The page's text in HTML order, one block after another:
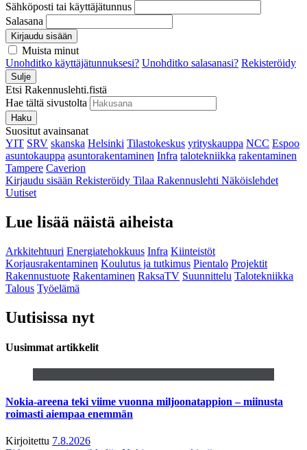
Sähköposti tai käyttäjätunnus
Salasana
Kirjaudu sisään
Muista minut
Unohditko käyttäjätunnuksesi? Unohditko salasanasi? Rekisteröidy
Sulje
Etsi Rakennuslehti.fistä
Hae tältä sivustolta
Haku
Suositut avainsanat
YIT SRV skanska Helsinki Tilastokeskus yrityskauppa NCC Espoo
asuntokauppa asuntorakentaminen Infra talotekniikka rakentaminen
Tampere Caverion
Kirjaudu sisään Rekisteröidy Tilaa Rakennuslehti Näköislehdet
Uutiset
Lue lisää näistä aiheista
Arkkitehtuuri Energiatehokkuus Infra Kiinteistöt
Korjausrakentaminen Koulutus ja tutkimus Pientalo Projektit
Rakennustuote Rakentaminen RaksaTV Suunnittelu Talotekniikka
Talous Työelämä
Uutisissa nyt
Uusimmat artikkelit
Nokia-areena teki viime vuonna miljoonatappion – miinusta
roimasti aiempaa enemmän
Kirjoitettu 7.8.2026